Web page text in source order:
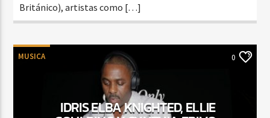
Británico), artistas como […]
MUSICA 0
IDRIS ELBA KNIGHTED, ELLIE